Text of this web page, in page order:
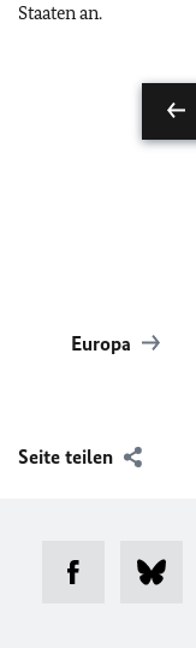
Staaten an.
Europa
Seite teilen